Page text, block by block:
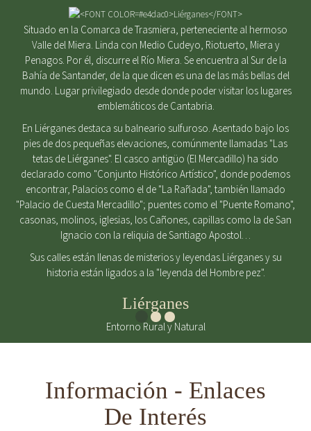
Situado en la Comarca de Trasmiera, perteneciente al hermoso
Valle del Miera. Linda con Medio Cudeyo, Riotuerto, Miera y
Penagos. Por él, discurre el Río Miera. Se encuentra al Sur de la
Bahía de Santander, de la que dicen es una de las más bellas del
mundo. Lugar privilegiado desde donde poder visitar los lugares
emblemáticos de Cantabria.
En Liérganes destaca su balneario sulfuroso. Asentado bajo los
pies de dos pequeñas elevaciones, comúnmente llamadas "Las
tetas de Liérganes". El casco antigüo (El Mercadillo) ha sido
declarado como "Conjunto Histórico Artístico", donde podemos
encontrar, Palacios como el de "La Rañada", también llamado
"Palacio de Cuesta Mercadillo"; puentes como el "Puente Romano",
casonas, molinos, iglesias, los Cañones, capillas como la de San
Ignacio con la reliquia de Santiago Apostol…
Sus calles están llenas de misterios y leyendas.Liérganes y su
historia están ligados a la "leyenda del Hombre pez".
Liérganes
Entorno Rural y Natural
Información - Enlaces
De Interés